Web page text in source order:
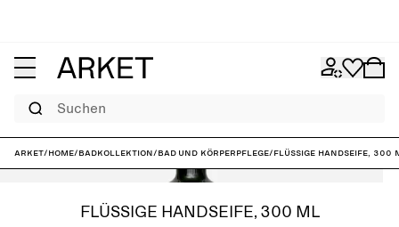
Suchen
ARKET/Home/Badkollektion/Bad und Körperpflege/Flüssige Handseife, 300
FLÜSSIGE HANDSEIFE, 300 ML